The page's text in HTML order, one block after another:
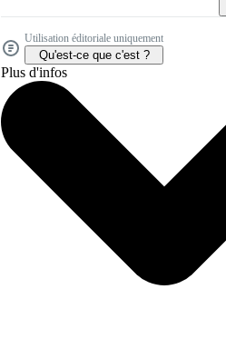
Utilisation éditoriale uniquement
Qu'est-ce que c'est ?
Plus d'infos